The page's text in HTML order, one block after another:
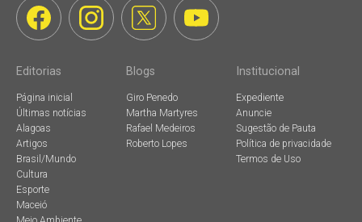
Editorias
Página inicial
Últimas notícias
Alagoas
Artigos
Brasil/Mundo
Cultura
Esporte
Maceió
Blogs
Giro Penedo
Martha Martyres
Rafael Medeiros
Roberto Lopes
Institucional
Expediente
Anuncie
Sugestão de Pauta
Política de privacidade
Termos de Uso